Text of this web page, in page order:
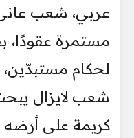
عربي، شعب
مستمرة عقودًا،
لحكام
شعب لايزال
كريمة على أرضه